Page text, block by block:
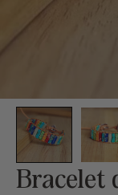
Bracelet